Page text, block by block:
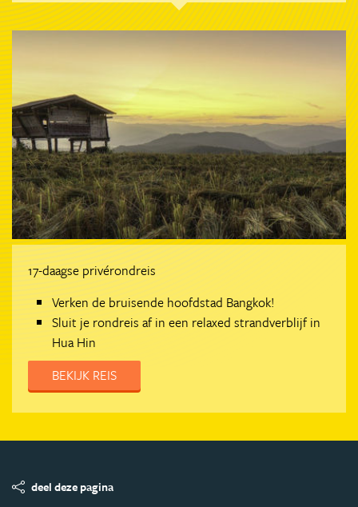
17-daagse privérondreis
Verken de bruisende hoofdstad Bangkok!
Sluit je rondreis af in een relaxed strandverblijf in
Hua Hin
BEKIJK REIS
deel deze pagina